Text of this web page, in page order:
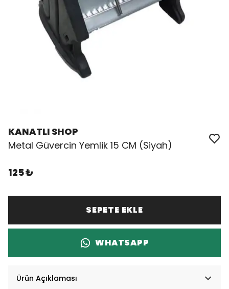
KANATLI SHOP
Metal Güvercin Yemlik 15 CM (Siyah)
125 ₺
SEPETE EKLE
WHATSAPP
Ürün Açıklaması